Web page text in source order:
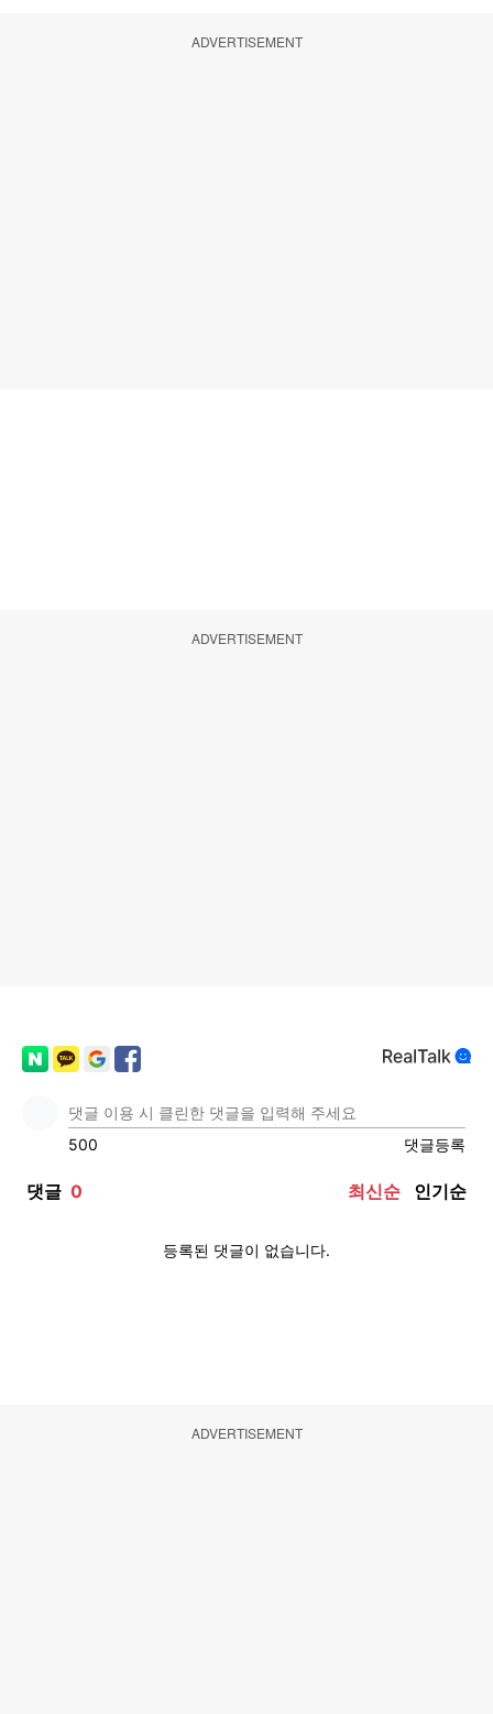
ADVERTISEMENT
ADVERTISEMENT
ADVERTISEMENT